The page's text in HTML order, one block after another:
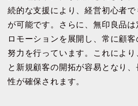
続的な支援により、経営初心者
が可能です。さらに、無印良品
ロモーションを展開し、常に顧
努力を行っています。これによ
と新規顧客の開拓が容易となり
性が確保されます。